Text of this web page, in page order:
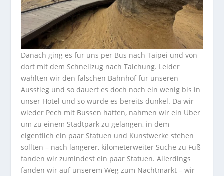
Danach ging es für uns per Bus nach Taipei und von
dort mit dem Schnellzug nach Taichung. Leider
wählten wir den falschen Bahnhof für unseren
Ausstieg und so dauert es doch noch ein wenig bis in
unser Hotel und so wurde es bereits dunkel. Da wir
wieder Pech mit Bussen hatten, nahmen wir ein Uber
um zu einem Stadtpark zu gelangen, in dem
eigentlich ein paar Statuen und Kunstwerke stehen
sollten – nach längerer, kilometerweiter Suche zu Fuß
fanden wir zumindest ein paar Statuen. Allerdings
fanden wir auf unserem Weg zum Nachtmarkt – wir